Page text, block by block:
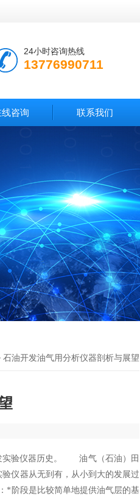
24小时咨询热线
13776990711
咨询 联系我们
石油开发油气用分析仪器剖析与展望
实验仪器历史。 油气（石油）田
仪器从无到有，从小到大的发展过
*阶段是比较简单地提供油气层的基